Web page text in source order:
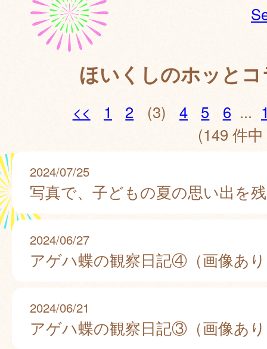
ほいくしのホッと
<< 1 2 (3) 4 5 6 ...
(149 件
2024/07/25
写真で、子どもの夏の思い出を
2024/06/27
アゲハ蝶の観察日記④（画像あ
2024/06/21
アゲハ蝶の観察日記③（画像あ